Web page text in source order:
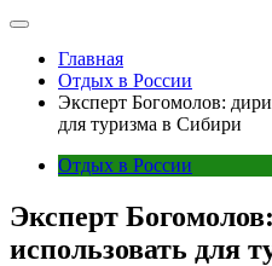
Главная
Отдых в России
Эксперт Богомолов:
для туризма в Сибири
Отдых в России
Эксперт
использовать для